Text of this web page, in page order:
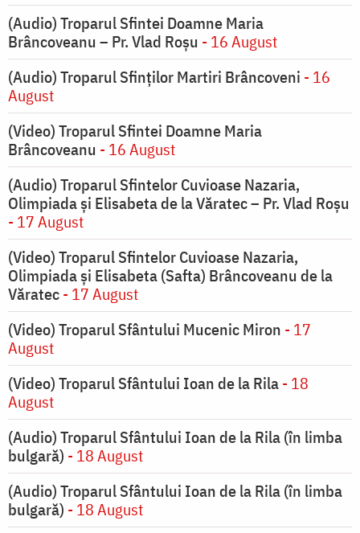
(Audio) Troparul Sfintei Doamne Maria
Brâncoveanu – Pr. Vlad Roșu - 16 August
(Audio) Troparul Sfinților Martiri Brâncoveni - 16
August
(Video) Troparul Sfintei Doamne Maria
Brâncoveanu - 16 August
(Audio) Troparul Sfintelor Cuvioase Nazaria,
Olimpiada și Elisabeta de la Văratec – Pr. Vlad Roșu
- 17 August
(Video) Troparul Sfintelor Cuvioase Nazaria,
Olimpiada și Elisabeta (Safta) Brâncoveanu de la
Văratec- 17 August
(Video) Troparul Sfântului Mucenic Miron - 17
August
(Video) Troparul Sfântului Ioan de la Rila- 18
August
(Audio) Troparul Sfântului Ioan de la Rila (în limba
bulgară) - 18 August
(Audio) Troparul Sfântului Ioan de la Rila (în limba
bulgară) - 18 August